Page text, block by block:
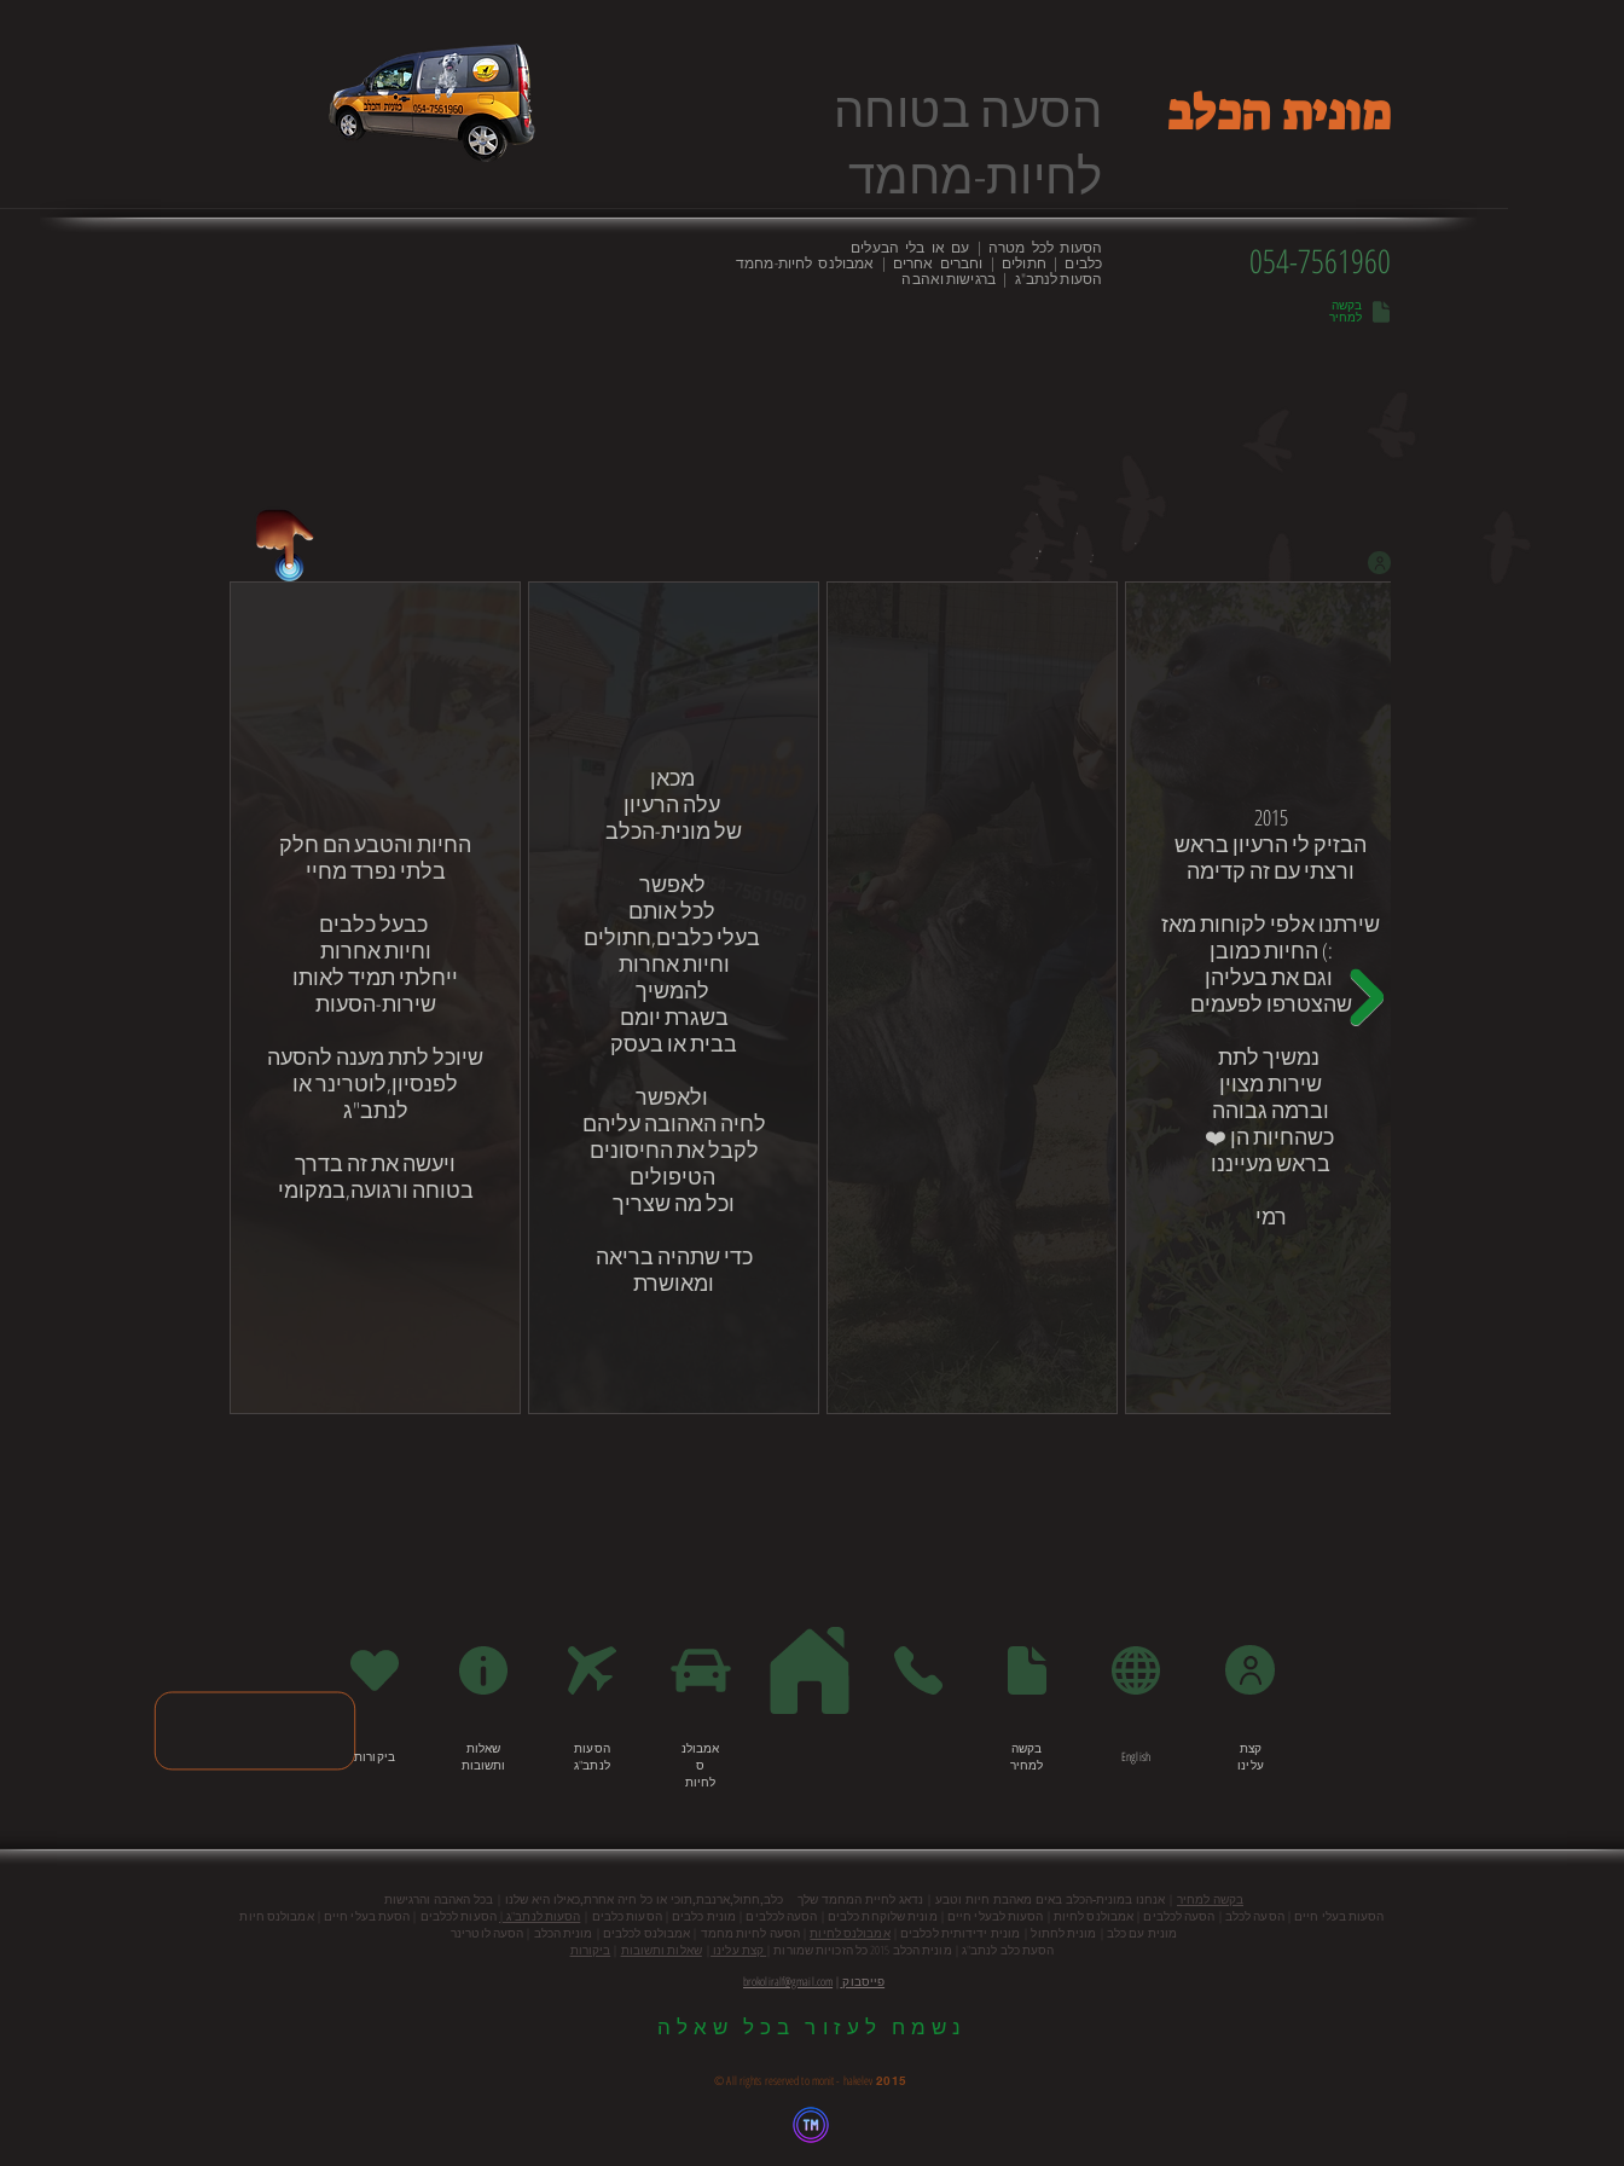
הסעה בטוחה
לחיות-מחמד
מונית הכלב
הסעות לכל מטרה | עם או בלי הבעלים
כלבים | חתולים | וחברים אחרים | אמבולנס לחיות-מחמד
הסעות לנתב"ג | ברגישות ואהבה 054-7561960
בקשה
למחיר
החיות והטבע הם חלק
בלתי נפרד מחיי
וחיות אחרות
ייחלתי תמיד לאותו
שירות-הסעות
שיוכל לתת מענה להסעה
לפנסיון,לוטרינר או
לנתב"ג
ויעשה את זה בדרך
בטוחה ורגועה,במקומי
של מונית-הכלב
וחיות אחרות
בשגרת יומם
בבית או בעסק
לחיה האהובה עליהם
לקבל את החיסונים
וכל מה שצריך
כדי שתהיה בריאה
ומאושרת
2015
הבזיק לי הרעיון בראש
ורצתי עם זה קדימה
שירתנו אלפי לקוחות מאז
:) החיות כמובן
שהצטרפו לפעמים
שירות מצוין
וברמה גבוהה
❤️ כשהחיות הן
בראש מעייננו
רמי
ביקורות
שאלות
ותשובות
הסעות
לנתב"ג
אמבולנ
ס
לחיות
בקשה
למחיר
English
קצת
עלינו
בקשה למחיר אנחנו במונית-הכלב באים מאהבת חיות וטבע נדאג לחיית המחמד שלך כלב,חתול,ארנבת,תוכי או כל חיה אחרת,כאילו היא שלנו בכל האהבה והרגישות
הסעות בעלי חיים | הסעה לכלב | הסעה לכלבים | אמבולנס לחיות | הסעות לבעלי חיים | מונית שלוקחת כלבים | הסעה לכלבים | מונית כלבים | הסעות כלבים | הסעות לנתב"ג | הסעות לכלבים | הסעת בעלי חיים | אמבולנס חיות
מונית עם כלב | מונית לחתול |
מונית ידידותית לכלבים |אמבולנס לחיות| הסעה לחיות מחמד | אמבולנס לכלבים | מונית הכלב | הסעה לוטרינר
הסעת כלב לנתב"ג | מונית הכלב 2015 כל הזכויות שמורות |
קצת עלינו |שאלות ותשובות
ביקורות
brokoliralf@gmail.com
פייסבוק
נשמח לעזור בכל שאלה
© All rights reserved to monit - hakelev 2015